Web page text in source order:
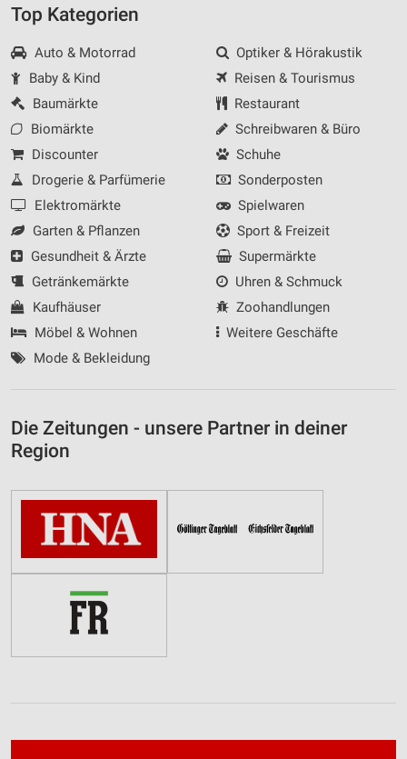
Top Kategorien
Auto & Motorrad
Baby & Kind
Baumärkte
Biomärkte
Discounter
Drogerie & Parfümerie
Elektromärkte
Garten & Pflanzen
Gesundheit & Ärzte
Getränkemärkte
Kaufhäuser
Möbel & Wohnen
Mode & Bekleidung
Optiker & Hörakustik
Reisen & Tourismus
Restaurant
Schreibwaren & Büro
Schuhe
Sonderposten
Spielwaren
Sport & Freizeit
Supermärkte
Uhren & Schmuck
Zoohandlungen
Weitere Geschäfte
Die Zeitungen - unsere Partner in deiner
Region